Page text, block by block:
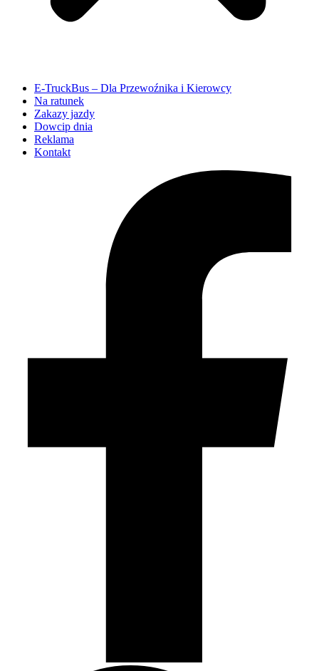
E-TruckBus – Dla Przewoźnika i Kierowcy
Na ratunek
Zakazy jazdy
Dowcip dnia
Reklama
Kontakt